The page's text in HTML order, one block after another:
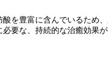
を豊富に含んでいるため
要な、持続的な治癒効果が